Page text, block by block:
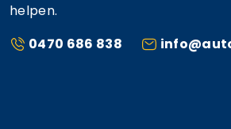
helpen.
0470 686 838